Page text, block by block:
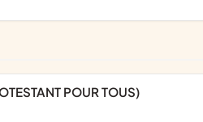
POUR TOUS)